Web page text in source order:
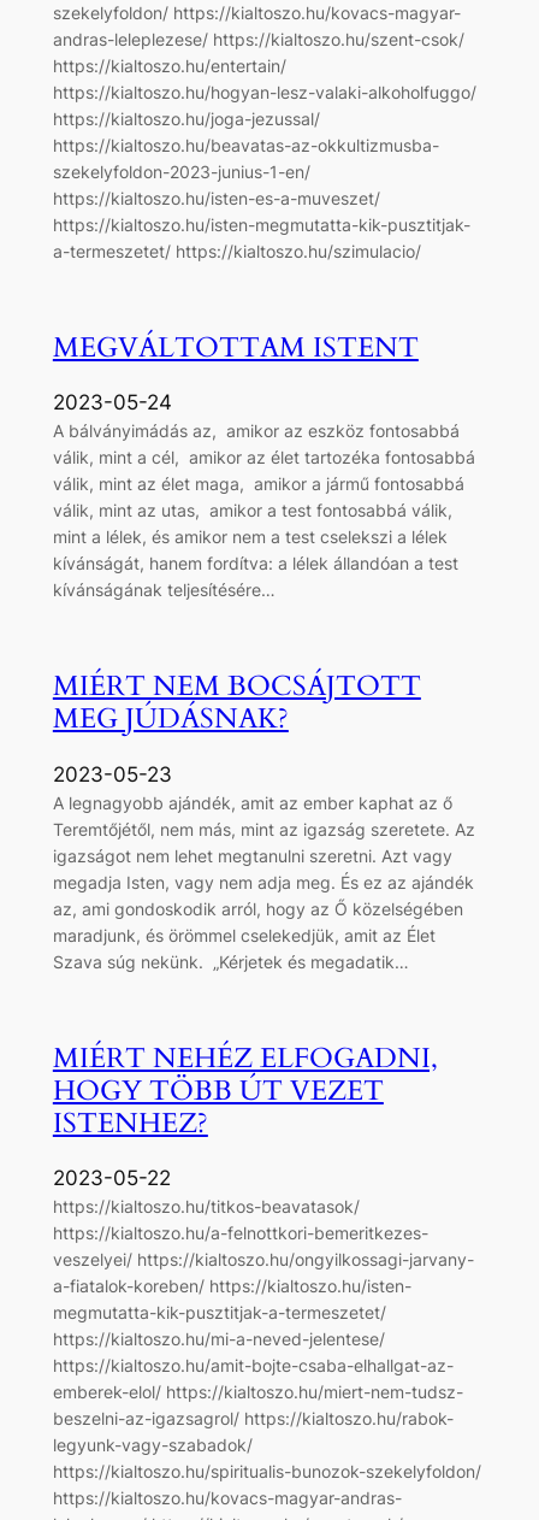
szekelyfoldon/ https://kialtoszo.hu/kovacs-magyar-
andras-leleplezese/ https://kialtoszo.hu/szent-csok/
https://kialtoszo.hu/entertain/
https://kialtoszo.hu/hogyan-lesz-valaki-alkoholfuggo/
https://kialtoszo.hu/joga-jezussal/
https://kialtoszo.hu/beavatas-az-okkultizmusba-
szekelyfoldon-2023-junius-1-en/
https://kialtoszo.hu/isten-es-a-muveszet/
https://kialtoszo.hu/isten-megmutatta-kik-pusztitjak-
a-termeszetet/ https://kialtoszo.hu/szimulacio/
MEGVÁLTOTTAM ISTENT
2023-05-24
A bálványimádás az, amikor az eszköz fontosabbá
válik, mint a cél, amikor az élet tartozéka fontosabbá
válik, mint az élet maga, amikor a jármű fontosabbá
válik, mint az utas, amikor a test fontosabbá válik,
mint a lélek, és amikor nem a test cselekszi a lélek
kívánságát, hanem fordítva: a lélek állandóan a test
kívánságának teljesítésére…
MIÉRT NEM BOCSÁJTOTT
MEG JÚDÁSNAK?
2023-05-23
A legnagyobb ajándék, amit az ember kaphat az ő
Teremtőjétől, nem más, mint az igazság szeretete. Az
igazságot nem lehet megtanulni szeretni. Azt vagy
megadja Isten, vagy nem adja meg. És ez az ajándék
az, ami gondoskodik arról, hogy az Ő közelségében
maradjunk, és örömmel cselekedjük, amit az Élet
Szava súg nekünk. „Kérjetek és megadatik…
MIÉRT NEHÉZ ELFOGADNI,
HOGY TÖBB ÚT VEZET
ISTENHEZ?
2023-05-22
https://kialtoszo.hu/titkos-beavatasok/
https://kialtoszo.hu/a-felnottkori-bemeritkezes-
veszelyei/ https://kialtoszo.hu/ongyilkossagi-jarvany-
a-fiatalok-koreben/ https://kialtoszo.hu/isten-
megmutatta-kik-pusztitjak-a-termeszetet/
https://kialtoszo.hu/mi-a-neved-jelentese/
https://kialtoszo.hu/amit-bojte-csaba-elhallgat-az-
emberek-elol/ https://kialtoszo.hu/miert-nem-tudsz-
beszelni-az-igazsagrol/ https://kialtoszo.hu/rabok-
legyunk-vagy-szabadok/
https://kialtoszo.hu/spiritualis-bunozok-szekelyfoldon/
https://kialtoszo.hu/kovacs-magyar-andras-